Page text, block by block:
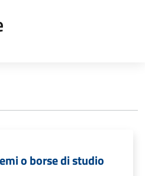
o borse di studio